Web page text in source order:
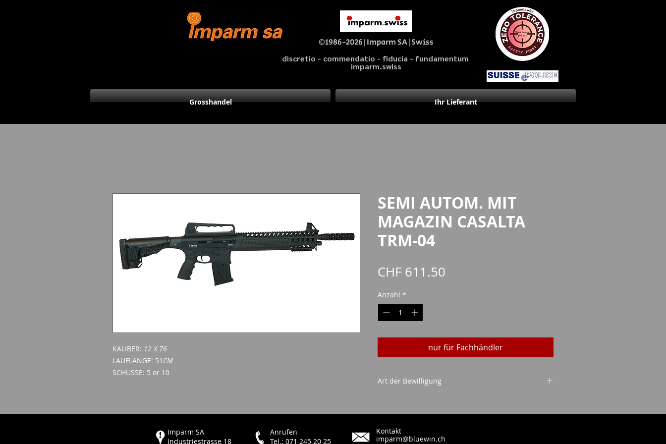
©1986-2026|Imparm SA|Swiss
discretio - commendatio - fiducia - fundamentum
imparm.swiss
Grosshandel Ihr Lieferant
KALIBER: 12 X 76
LAUFLÄNGE: 51 CM
SCHÜSSE: 5 or 10
SEMI AUTOM. MIT
MAGAZIN CASALTA
TRM-04
CHF 611.50
Anzahl *
nur für Fachhändler
Art der Bewilligung
Imparm SA
Industriestrasse 18
Anrufen
Tel.: 071 245 20 25
Kontakt
imparm@bluewin.ch